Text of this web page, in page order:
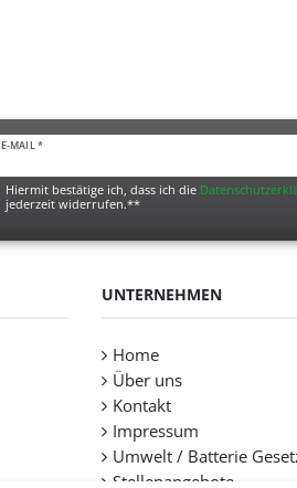
E-MAIL *
Hiermit bestätige ich, dass ich die
jederzeit widerrufen.**
UNTERNEHMEN
Home
Über uns
Kontakt
Impressum
Umwelt / Batterie
Stellenangebote